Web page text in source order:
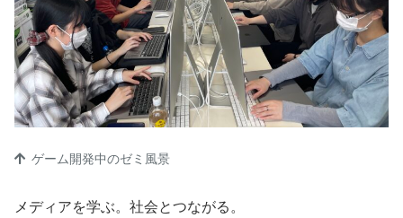
ゲーム開発中のゼミ風景
メディアを学ぶ。社会とつながる。